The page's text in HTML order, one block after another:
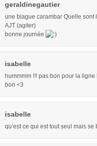
geraldinegautier
une blague carambar Quelle sont
AJT (agiter)
bonne journée
isabelle
hummmm !!! pas bon pour la
bon <3
isabelle
qu’est ce qui est tout seul mais